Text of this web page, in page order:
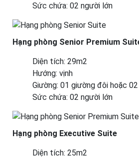
Sức chứa: 02 người lớn
Hạng phòng Senior Premium
Diện tích: 29m2
Hướng: vịnh
Giường: 01 giường đôi hoặc
Sức chứa: 02 người lớn
Hạng phòng Executive Suite
Diện tích: 25m2